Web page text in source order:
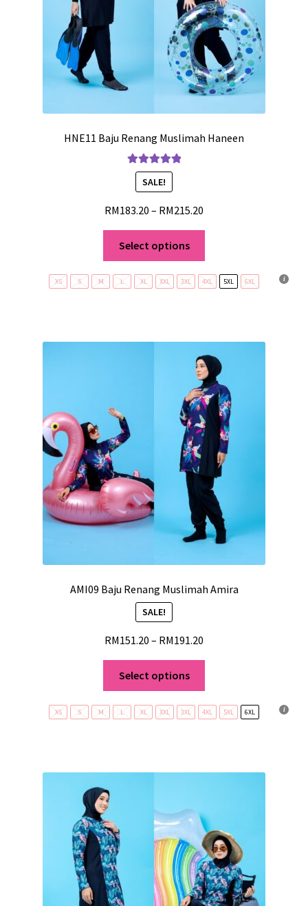
HNE11 Baju Renang Muslimah Haneen
Rated5.00
out of 5
SALE!
RM183.20 – RM215.20
Select options
XS S M L XL XXL 3XL 4XL 5XL 6XL
AMI09 Baju Renang Muslimah Amira
SALE!
RM151.20 – RM191.20
Select options
XS S M L XL XXL 3XL 4XL 5XL 6XL